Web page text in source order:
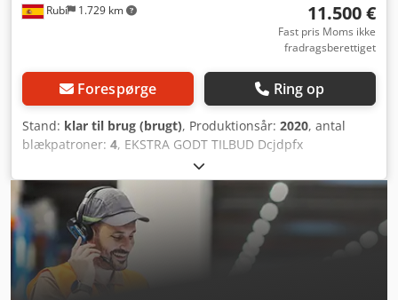
Rubí 1.729 km 11.500 €
Fast pris Moms ikke
fradragsberettiget
Forespørge Ring op
Stand: klar til brug (brugt), Produktionsår: 2020, antal
blækpatroner: 4, EKSTRA GODT TILBUD Dcjdpfx
Adjtiytaskok Model: KM 6100 Konica-styreenhed Lu202xlm
PF707m Ru518 IQ501 OT510 Tæller, KM 6100: 5 millioner
Maskiner, der er under KM-service, er blevet efterset og er
klar til produktion. Klar til forsendelse.